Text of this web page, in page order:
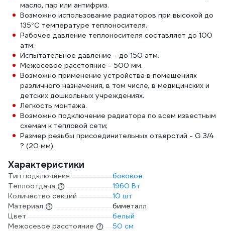
масло, пар или антифриз.
Возможно использование радиаторов при высокой до
135°С температуре теплоносителя.
Рабочее давление теплоносителя составляет до 100
атм.
Испытательное давление - до 150 атм.
Межосевое расстояние - 500 мм.
Возможно применение устройства в помещениях
различного назначения, в том числе, в медицинских и
детских дошкольных учреждениях.
Легкость монтажа.
Возможно подключение радиатора по всем известным
схемам к тепловой сети;
Размер резьбы присоединительных отверстий - G 3/4
? (20 мм).
Характеристики
Тип подключения
боковое
Теплоотдача
1960 Вт
Количество секций
10 шт
Материал
биметалл
Цвет
белый
Межосевое расстояние
50 см